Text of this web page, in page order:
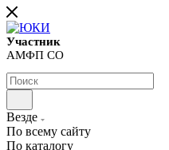
Участник
АМФП СО
Везде
По всему сайту
По каталогу